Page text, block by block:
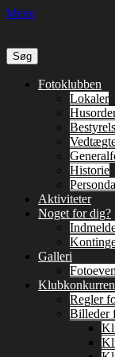
Menu
Søg
efter:
Primær
SpringFotoklubben
Lokaler
Historie
Aktiviteter
Noget for dig?
Galleri
Regler
Billeder